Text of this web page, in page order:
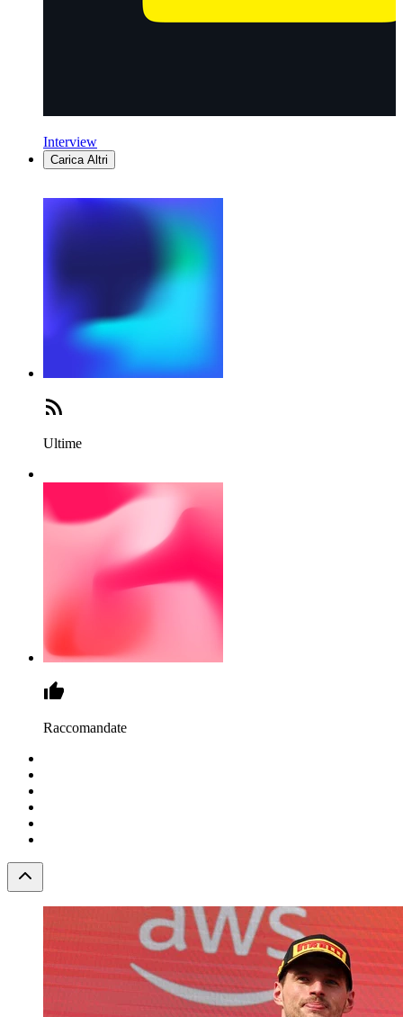
Interview
Carica Altri
Ultime
Raccomandate